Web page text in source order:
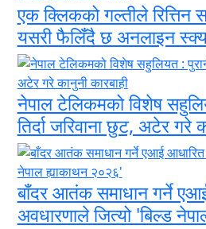
एक क्लिकको गल्तीले
यसरी फैलिँदै छ अनलाइन
नेपाल टेलिकमको विशेष
तिर्दा जरिवाना छुट, अटेर गरे
बाँदर आतंक समाधान गर्ने
अवधारणाले जित्यो 'बिल्ड